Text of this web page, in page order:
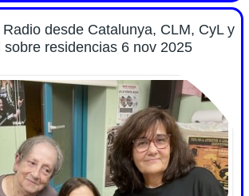
desde Catalunya, CLM, CyL y
sobre residencias 6 nov 2025